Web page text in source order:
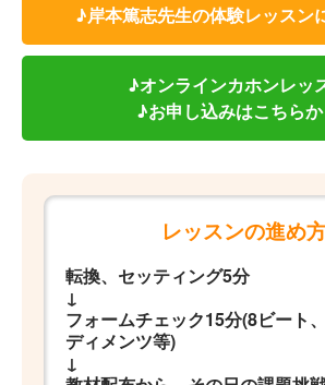
♪岸本篤志先生の体験レッスン
♪オンラインカホンレッ
♪お申し込みはこちら
レッスンの進め
転換、セッティング5分
↓
フォームチェック15分(8ビート
ディメンツ等)
↓